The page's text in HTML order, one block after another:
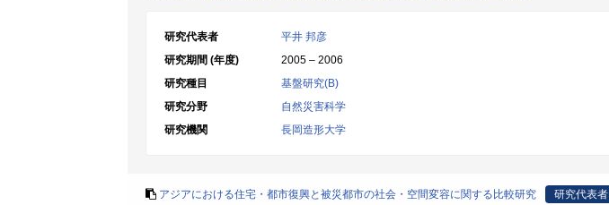
研究代表者
平井 邦彦
研究期間 (年度)
2005 – 2006
研究種目
基盤研究(B)
研究分野
自然災害科学
研究機関
長岡造形大学
アジアにおける住宅・都市復興と被災都市の社会・空間変容に関する比較研究 研究代表者